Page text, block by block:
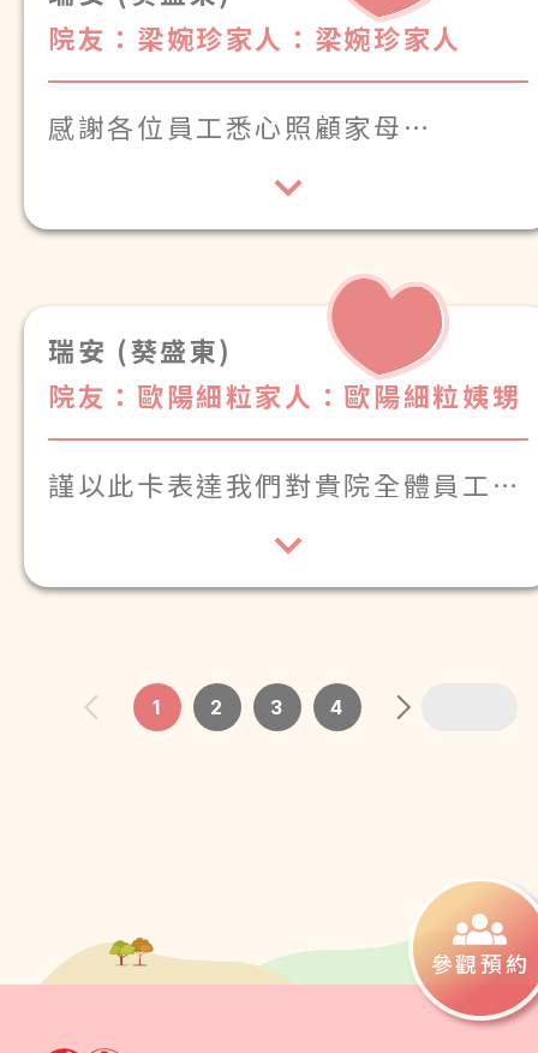
院友：梁婉珍家人：梁婉珍家人
感謝各位員工悉心照顧家母
瑞安 (葵盛東)
院友：歐陽細粒家人：歐陽細粒姨甥
謹以此卡表達我們對貴院全體員工最
1 2 3 4
參觀預約